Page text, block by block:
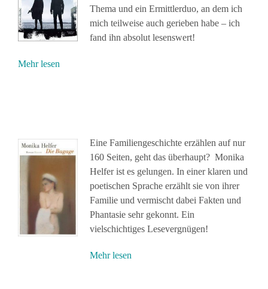
Thema und ein Ermittlerduo, an dem ich
mich teilweise auch gerieben habe – ich
fand ihn absolut lesenswert!
Mehr lesen
Eine Familiengeschichte erzählen auf nur
160 Seiten, geht das überhaupt? Monika
Helfer ist es gelungen. In einer klaren und
poetischen Sprache erzählt sie von ihrer
Familie und vermischt dabei Fakten und
Phantasie sehr gekonnt. Ein
vielschichtiges Lesevergnügen!
Mehr lesen